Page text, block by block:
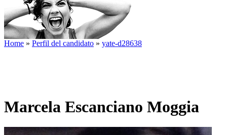
Home » Perfil del candidato » yate-d28638
Marcela Escanciano Moggia